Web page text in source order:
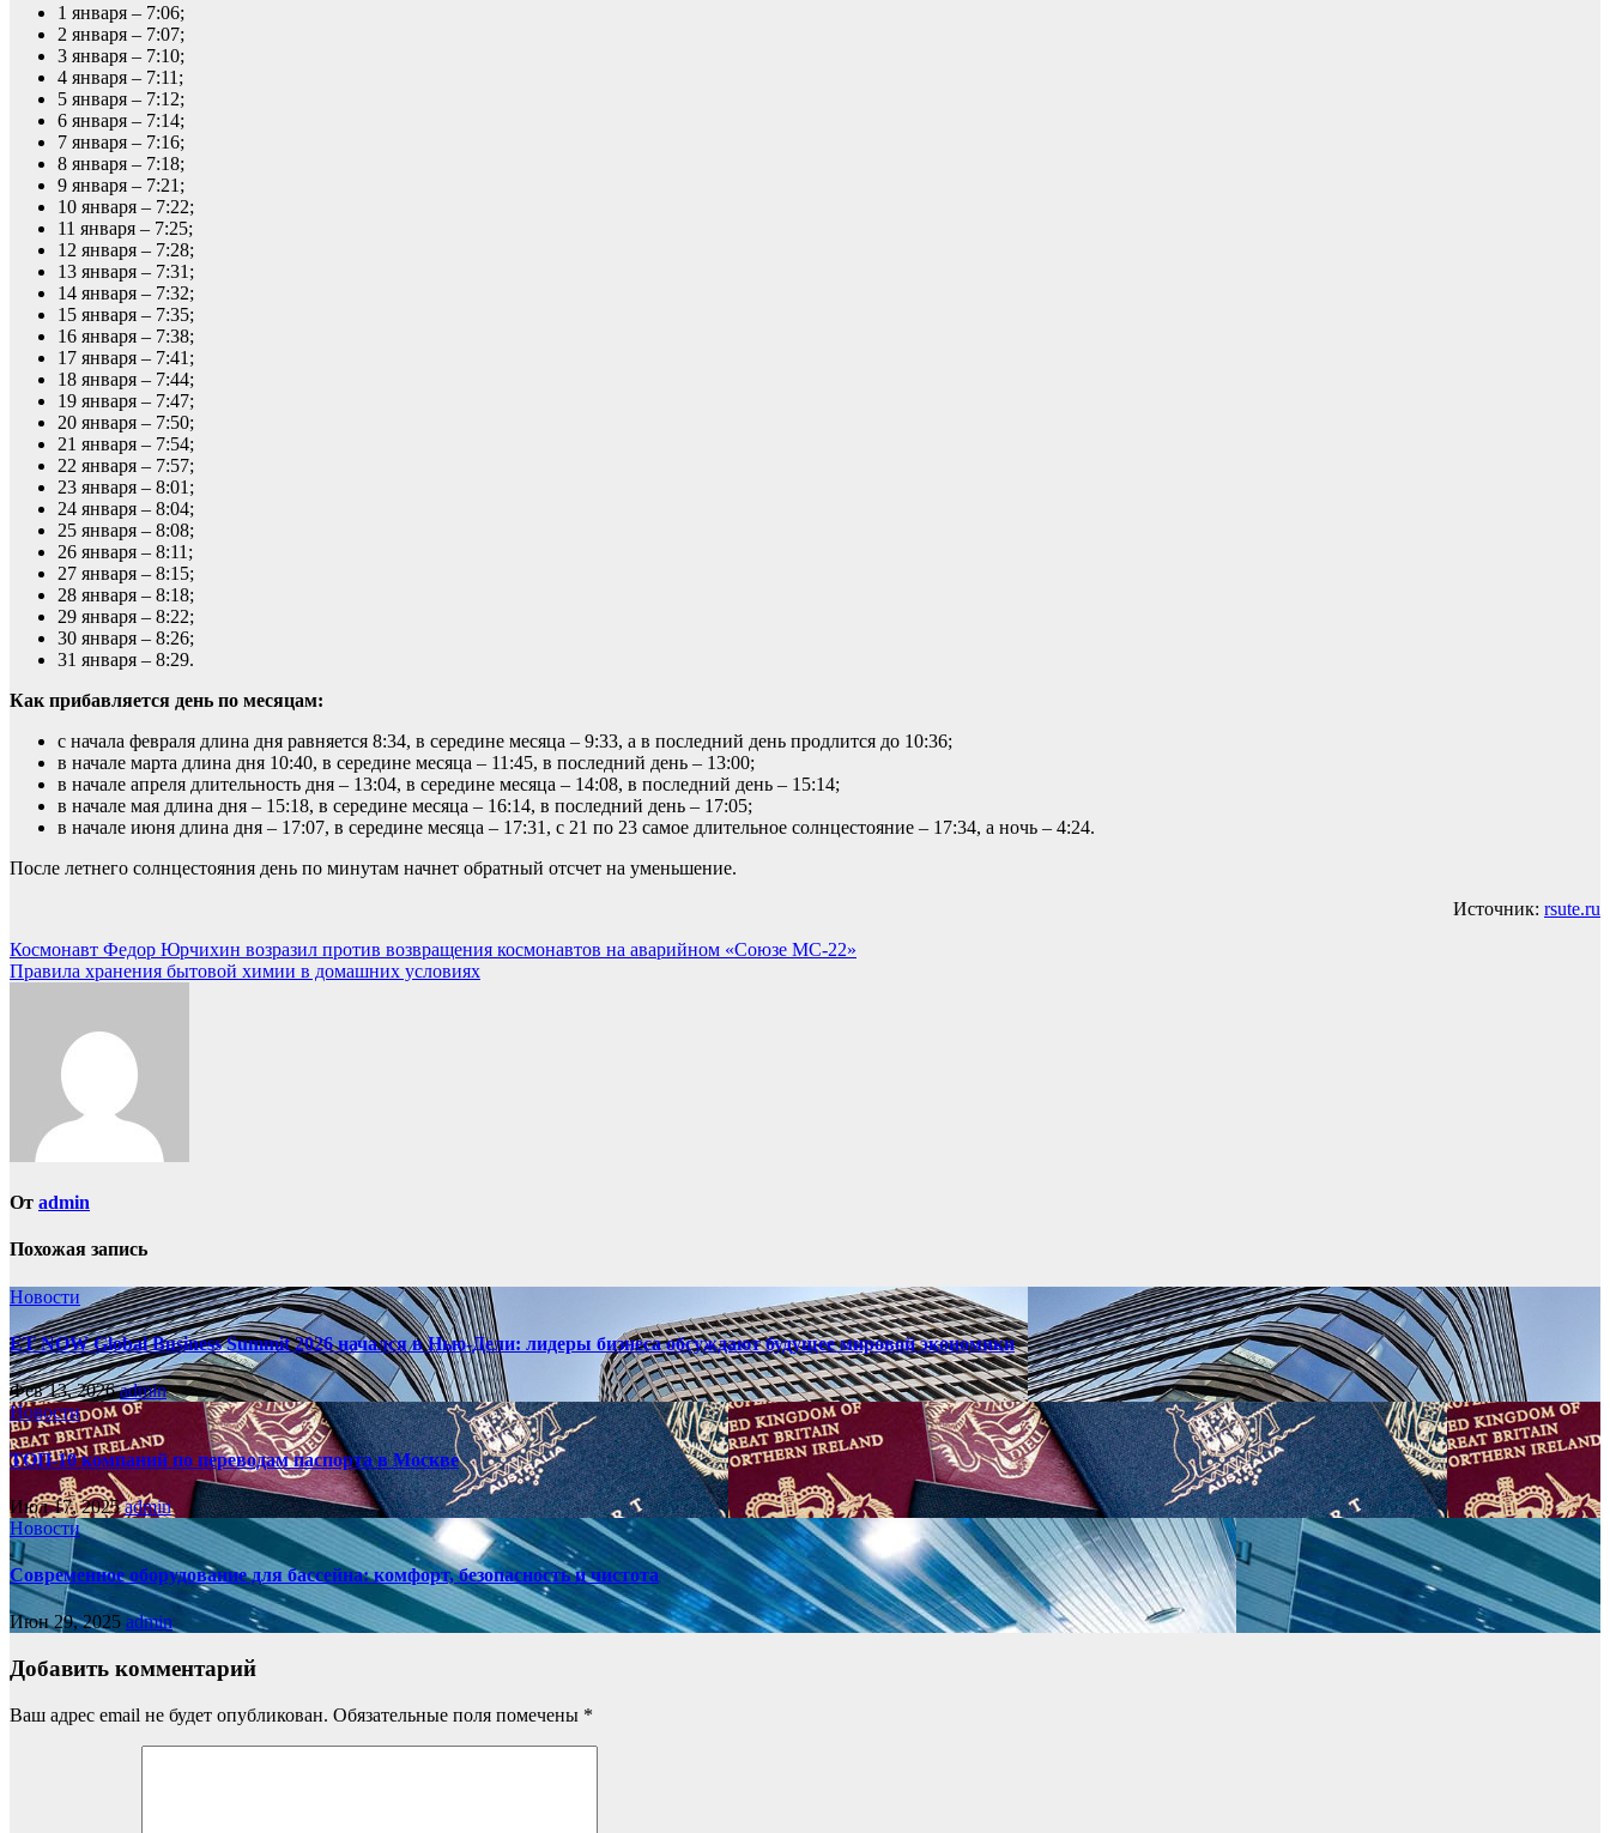
1 января – 7:06;
2 января – 7:07;
3 января – 7:10;
4 января – 7:11;
5 января – 7:12;
6 января – 7:14;
7 января – 7:16;
8 января – 7:18;
9 января – 7:21;
10 января – 7:22;
11 января – 7:25;
12 января – 7:28;
13 января – 7:31;
14 января – 7:32;
15 января – 7:35;
16 января – 7:38;
17 января – 7:41;
18 января – 7:44;
19 января – 7:47;
20 января – 7:50;
21 января – 7:54;
22 января – 7:57;
23 января – 8:01;
24 января – 8:04;
25 января – 8:08;
26 января – 8:11;
27 января – 8:15;
28 января – 8:18;
29 января – 8:22;
30 января – 8:26;
31 января – 8:29.
Как прибавляется день по месяцам:
с начала февраля длина дня равняется 8:34, в середине месяца – 9:33, а в последний день продлится до 10:36;
в начале марта длина дня 10:40, в середине месяца – 11:45, в последний день – 13:00;
в начале апреля длительность дня – 13:04, в середине месяца – 14:08, в последний день – 15:14;
в начале мая длина дня – 15:18, в середине месяца – 16:14, в последний день – 17:05;
в начале июня длина дня – 17:07, в середине месяца – 17:31, с 21 по 23 самое длительное солнцестояние – 17:34, а ночь – 4:24.
После летнего солнцестояния день по минутам начнет обратный отсчет на уменьшение.
Источник: rsute.ru
Навигация
по
Космонавт Федор Юрчихин возразил против возвращения космонавтов на аварийном «Союзе МС-22»
Правила хранения бытовой химии в домашних условиях
От admin
Похожая запись
Новости
ET NOW Global Business Summit 2026 начался в Нью‑Дели: лидеры бизнеса обсуждают будущее мировой экономики
Фев 13, 2026admin
Новости
ТОП-10 компаний по переводам паспорта в Москве
Июл 17, 2025admin
Новости
Современное оборудование для бассейна: комфорт, безопасность и чистота
Июн 29, 2025 admin
Добавить комментарий
Ваш адрес email не будет опубликован. Обязательные поля помечены *